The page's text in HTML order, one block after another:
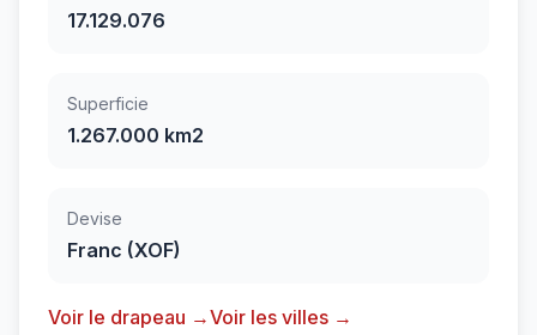
17.129.076
Superficie
1.267.000 km2
Devise
Franc (XOF)
Voir le drapeau →Voir les villes →